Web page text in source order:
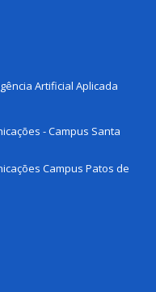
Artificial Aplicada
- Campus Santa
Campus Patos de